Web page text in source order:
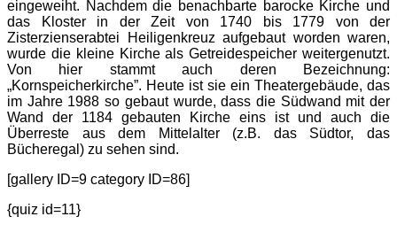
eingeweiht. Nachdem die benachbarte barocke Kirche und
das Kloster in der Zeit von 1740 bis 1779 von der
Zisterzienserabtei Heiligenkreuz aufgebaut worden waren,
wurde die kleine Kirche als Getreidespeicher weitergenutzt.
Von hier stammt auch deren Bezeichnung:
„Kornspeicherkirche”. Heute ist sie ein Theatergebäude, das
im Jahre 1988 so gebaut wurde, dass die Südwand mit der
Wand der 1184 gebauten Kirche eins ist und auch die
Überreste aus dem Mittelalter (z.B. das Südtor, das
Bücheregal) zu sehen sind.
[gallery ID=9 category ID=86]
{quiz id=11}